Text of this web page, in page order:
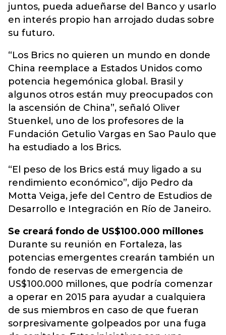
juntos, pueda adueñarse del Banco y usarlo
en interés propio han arrojado dudas sobre
su futuro.
“Los Brics no quieren un mundo en donde
China reemplace a Estados Unidos como
potencia hegemónica global. Brasil y
algunos otros están muy preocupados con
la ascensión de China”, señaló Oliver
Stuenkel, uno de los profesores de la
Fundación Getulio Vargas en Sao Paulo que
ha estudiado a los Brics.
“El peso de los Brics está muy ligado a su
rendimiento económico”, dijo Pedro da
Motta Veiga, jefe del Centro de Estudios de
Desarrollo e Integración en Río de Janeiro.
Se creará fondo de US$100.000 millones
Durante su reunión en Fortaleza, las
potencias emergentes crearán también un
fondo de reservas de emergencia de
US$100.000 millones, que podría comenzar
a operar en 2015 para ayudar a cualquiera
de sus miembros en caso de que fueran
sorpresivamente golpeados por una fuga